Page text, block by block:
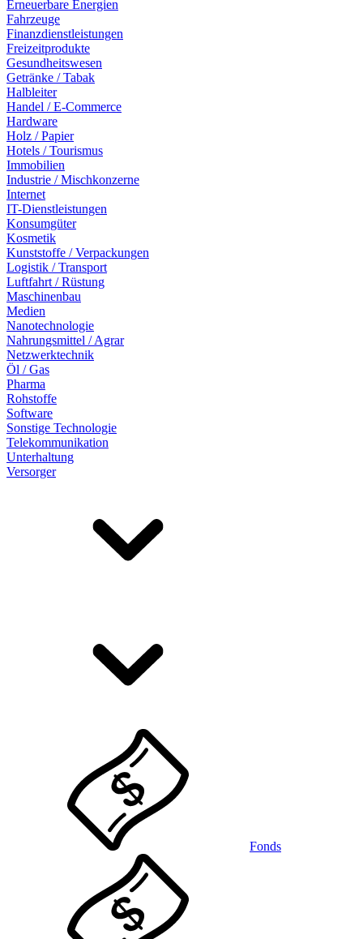
Erneuerbare Energien
Fahrzeuge
Finanzdienstleistungen
Freizeitprodukte
Gesundheitswesen
Getränke / Tabak
Halbleiter
Handel / E-Commerce
Hardware
Holz / Papier
Hotels / Tourismus
Immobilien
Industrie / Mischkonzerne
Internet
IT-Dienstleistungen
Konsumgüter
Kosmetik
Kunststoffe / Verpackungen
Logistik / Transport
Luftfahrt / Rüstung
Maschinenbau
Medien
Nanotechnologie
Nahrungsmittel / Agrar
Netzwerktechnik
Öl / Gas
Pharma
Rohstoffe
Software
Sonstige Technologie
Telekommunikation
Unterhaltung
Versorger
Fonds